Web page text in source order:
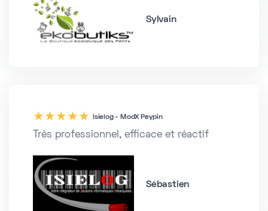
Sylvain
5 Isielog - ModX Peypin
Très professionnel, efficace et réactif
Sébastien